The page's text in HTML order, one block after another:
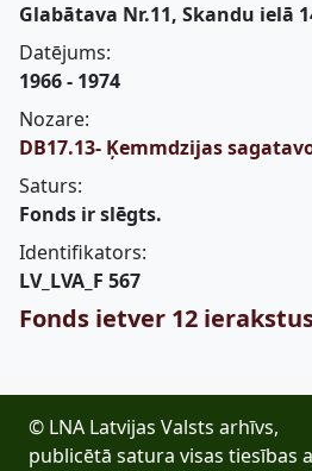
Glabātava Nr.11, Skandu ielā
Datējums:
1966 - 1974
Nozare:
DB17.13- Ķemmdzijas
Saturs:
Fonds ir slēgts.
Identifikators:
LV_LVA_F 567
Fonds ietver 12
© LNA Latvijas Valsts arhīvs,
publicētā satura visas tiesības